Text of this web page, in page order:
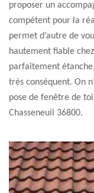
proposer un
compétent pour la
permet d’autre de
hautement fiable
parfaitement
très conséquent. On
pose de fenêtre de
Chasseneuil 36800.